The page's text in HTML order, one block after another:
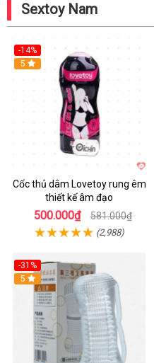
Sextoy Nam
-14%
Hot
5
Cốc thủ dâm Lovetoy rung êm
thiết kế âm đạo
500.000₫ 581.000₫
(2,988)
-31%
Hot
5